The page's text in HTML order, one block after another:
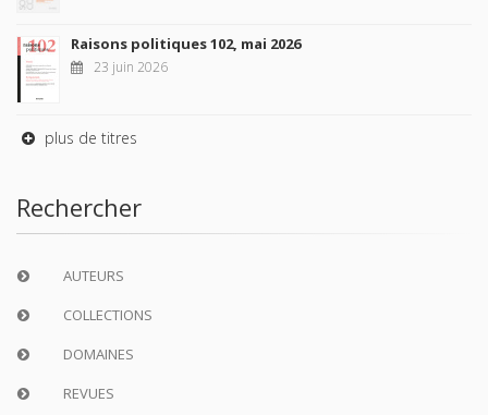
Raisons politiques 102, mai 2026
23 juin 2026
plus de titres
Rechercher
AUTEURS
COLLECTIONS
DOMAINES
REVUES